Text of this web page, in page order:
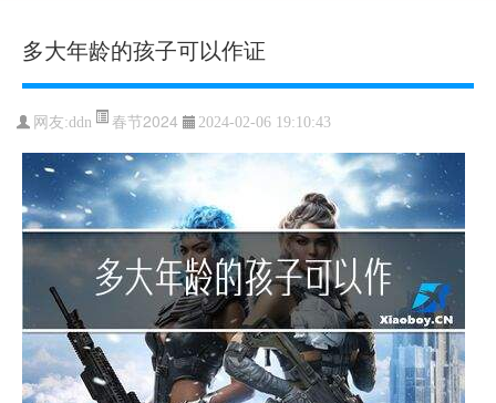
多大年龄的孩子可以作证
网友:ddn 春节2024 2024-02-06 19:10:43